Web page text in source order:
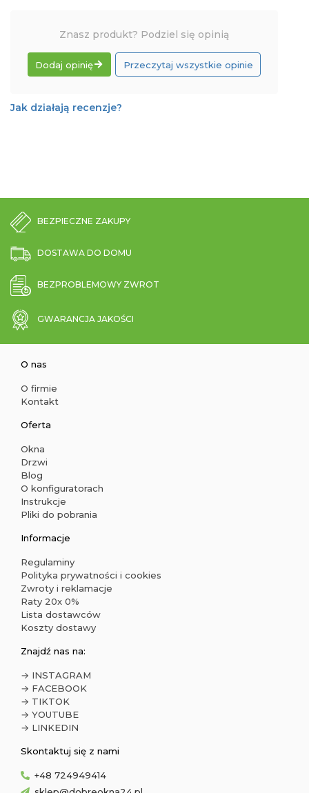
Znasz produkt? Podziel się opinią
Dodaj opinię Przeczytaj wszystkie opinie
Jak działają recenzje?
BEZPIECZNE ZAKUPY
DOSTAWA DO DOMU
BEZPROBLEMOWY ZWROT
GWARANCJA JAKOŚCI
O nas
O firmie
Kontakt
Oferta
Okna
Drzwi
Blog
O konfiguratorach
Instrukcje
Pliki do pobrania
Informacje
Regulaminy
Polityka prywatności i cookies
Zwroty i reklamacje
Raty 20x 0%
Lista dostawców
Koszty dostawy
Znajdź nas na:
→ INSTAGRAM
→ FACEBOOK
→ TIKTOK
→ YOUTUBE
→ LINKEDIN
Skontaktuj się z nami
+48 724949414